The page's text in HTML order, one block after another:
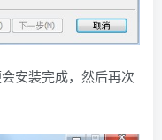
安装完成，然后再次